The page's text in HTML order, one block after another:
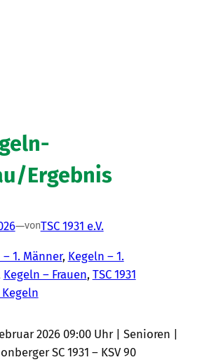
Kontraste
Ergebnis
—vonTSC 1931 e.V.
1. Männer, Kegeln – 1.
Kegeln – Frauen, TSC 1931
Kegeln
2026 09:00 Uhr | Senioren |
SC 1931 – KSV 90